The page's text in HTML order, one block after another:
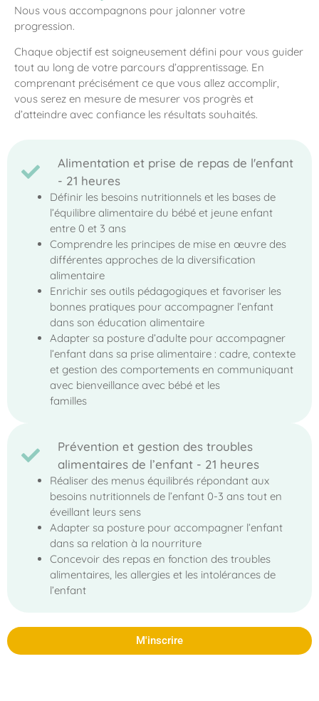
Nous vous accompagnons pour jalonner votre
progression.
Chaque objectif est soigneusement défini pour vous guider
tout au long de votre parcours d’apprentissage. En
comprenant précisément ce que vous allez accomplir,
vous serez en mesure de mesurer vos progrès et
d’atteindre avec confiance les résultats souhaités.
Alimentation et prise de repas de l'enfant
- 21 heures
Définir les besoins nutritionnels et les bases de
l’équilibre alimentaire du bébé et jeune enfant
entre 0 et 3 ans
Comprendre les principes de mise en œuvre des
différentes approches de la diversification
alimentaire
Enrichir ses outils pédagogiques et favoriser les
bonnes pratiques pour accompagner l’enfant
dans son éducation alimentaire
Adapter sa posture d’adulte pour accompagner
l’enfant dans sa prise alimentaire : cadre, contexte
et gestion des comportements en communiquant
avec bienveillance avec bébé et les
familles
Prévention et gestion des troubles
alimentaires de l’enfant - 21 heures
Réaliser des menus équilibrés répondant aux
besoins nutritionnels de l’enfant 0-3 ans tout en
éveillant leurs sens
Adapter sa posture pour accompagner l’enfant
dans sa relation à la nourriture
Concevoir des repas en fonction des troubles
alimentaires, les allergies et les intolérances de
l’enfant
M'inscrire